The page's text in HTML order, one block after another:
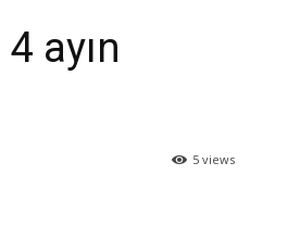
ayın
5 views